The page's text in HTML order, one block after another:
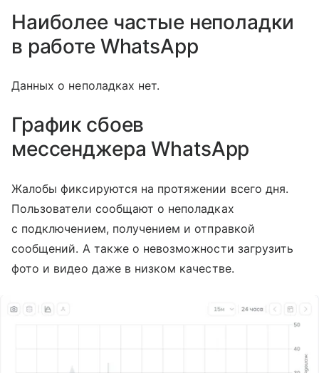
Наиболее частые неполадки
в работе WhatsApp
Данных о неполадках нет.
График сбоев
мессенджера WhatsApp
Жалобы фиксируются на протяжении всего дня.
Пользователи сообщают о неполадках
с подключением, получением и отправкой
сообщений. А также о невозможности загрузить
фото и видео даже в низком качестве.